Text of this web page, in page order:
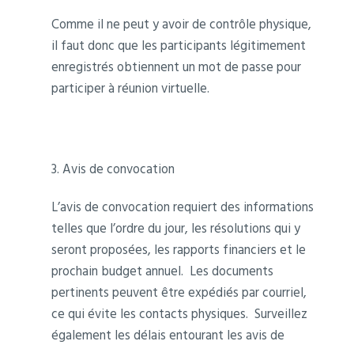
Comme il ne peut y avoir de contrôle physique,
il faut donc que les participants légitimement
enregistrés obtiennent un mot de passe pour
participer à réunion virtuelle.
3. Avis de convocation
L’avis de convocation requiert des informations
telles que l’ordre du jour, les résolutions qui y
seront proposées, les rapports financiers et le
prochain budget annuel. Les documents
pertinents peuvent être expédiés par courriel,
ce qui évite les contacts physiques. Surveillez
également les délais entourant les avis de